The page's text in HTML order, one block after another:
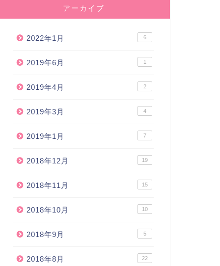
アーカイブ
2022年1月 6
2019年6月 1
2019年4月 2
2019年3月 4
2019年1月 7
2018年12月 19
2018年11月 15
2018年10月 10
2018年9月 5
2018年8月 22